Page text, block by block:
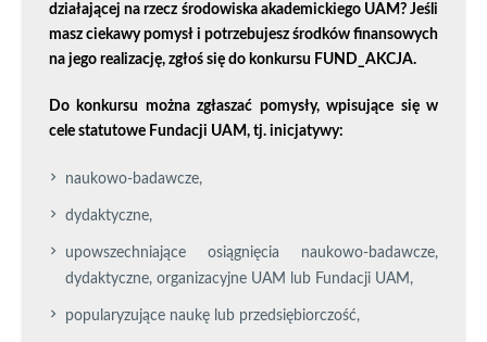
działającej na rzecz środowiska akademickiego UAM? Jeśli
masz ciekawy pomysł i potrzebujesz środków finansowych
na jego realizację, zgłoś się do konkursu FUND_AKCJA.
Do konkursu można zgłaszać pomysły, wpisujące się w
cele statutowe Fundacji UAM, tj. inicjatywy:
naukowo-badawcze,
dydaktyczne,
upowszechniające osiągnięcia naukowo-badawcze,
dydaktyczne, organizacyjne UAM lub Fundacji UAM,
popularyzujące naukę lub przedsiębiorczość,